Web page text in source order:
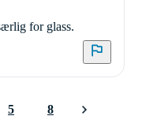
for glass.
5 8